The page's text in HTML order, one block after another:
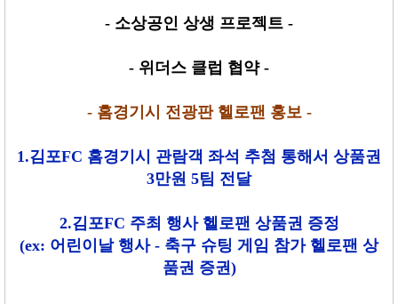
- 소상공인 상생 프로젝트 -
- 위더스 클럽 협약 -
- 홈경기시 전광판 헬로팬 홍보 -
1.김포FC 홈경기시 관람객 좌석 추첨 통해서 상품권
3만원 5팀 전달
2.김포FC 주최 행사 헬로팬 상품권 증정
(ex: 어린이날 행사 - 축구 슈팅 게임 참가 헬로팬 상
품권 증권)